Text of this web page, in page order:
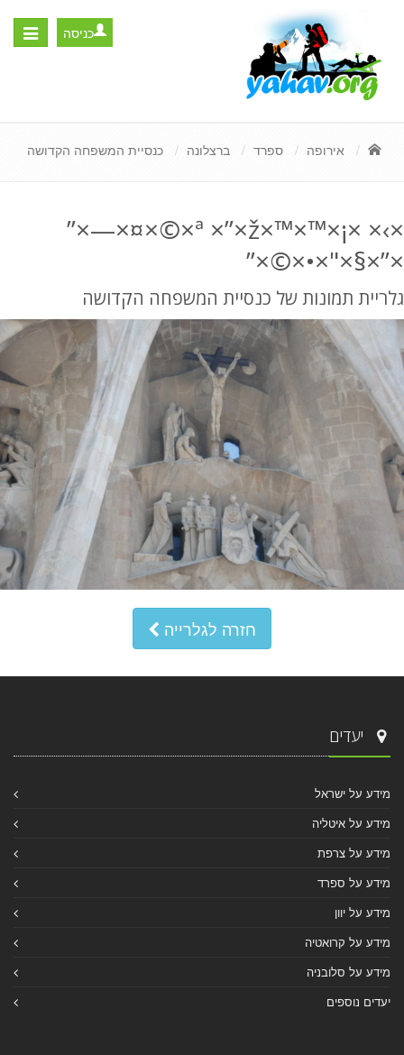
Toggle
כניסה
אירופה ספרד ברצלונה כנסיית המשפחה הקדושה
×›× ×¡×™×™×ª ×”×ž×©×¤×—×”
×”×§×"×•×©×”
גלריית תמונות של כנסיית המשפחה הקדושה
חזרה לגלרייה
יעדים
מידע על ישראל
מידע על איטליה
מידע על צרפת
מידע על ספרד
מידע על יוון
מידע על קרואטיה
מידע על סלובניה
יעדים נוספים